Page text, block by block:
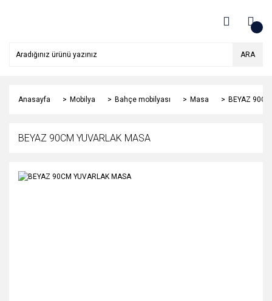
ARA
Anasayfa Mobilya Bahçe mobilyası Masa BEYAZ
BEYAZ 90CM YUVARLAK MASA